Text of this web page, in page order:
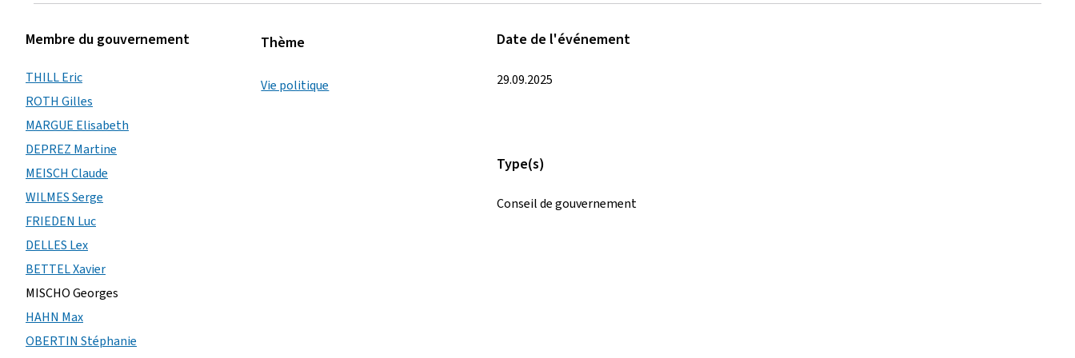
r
é
Membre du gouvernement
THILL Eric
ROTH Gilles
MARGUE Elisabeth
DEPREZ Martine
MEISCH Claude
WILMES Serge
FRIEDEN Luc
DELLES Lex
BETTEL Xavier
MISCHO Georges
HAHN Max
OBERTIN Stéphanie
Thème
Vie politique
Date de l'événement
29.09.2025
Type(s)
Conseil de gouvernement